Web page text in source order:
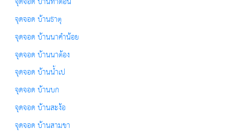
จุดจอด บ้านธาตุ
จุดจอด บ้านนาคำน้อย
จุดจอด บ้านนาต้อง
จุดจอด บ้านน้ำเป
จุดจอด บ้านบก
จุดจอด บ้านสะง้อ
จุดจอด บ้านสามขา